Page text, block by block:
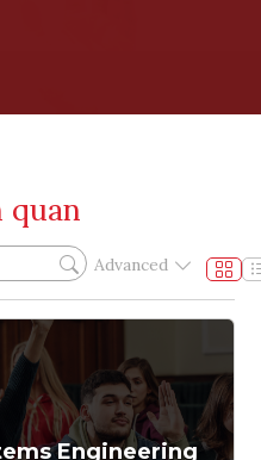
quan
Advanced
Engineering